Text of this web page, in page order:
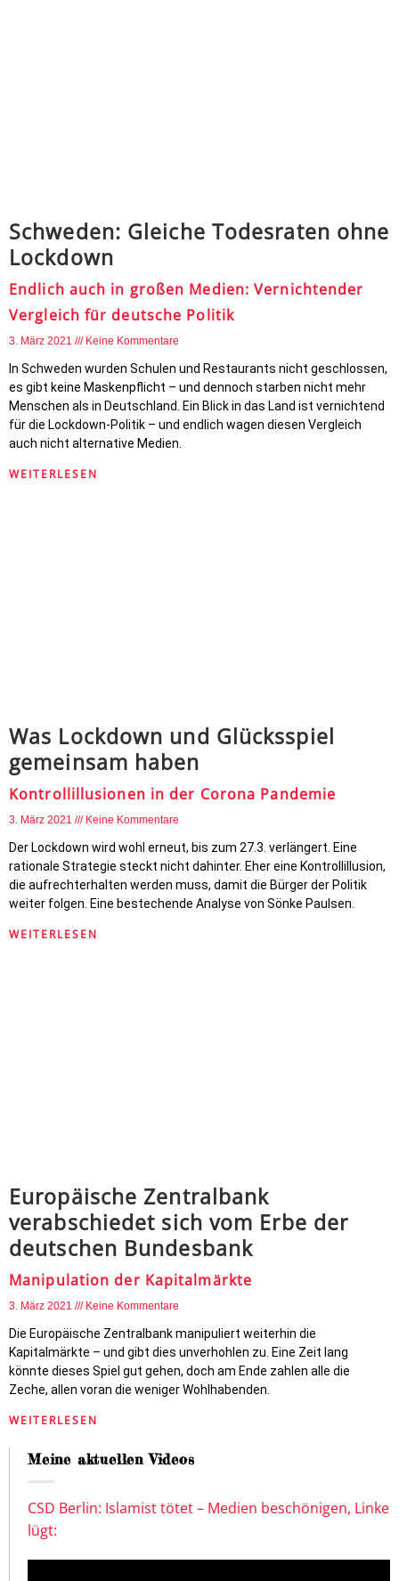
Schweden: Gleiche Todesraten ohne
Lockdown
Endlich auch in großen Medien: Vernichtender
Vergleich für deutsche Politik
3. März 2021 Keine Kommentare
In Schweden wurden Schulen und Restaurants nicht geschlossen,
es gibt keine Maskenpflicht – und dennoch starben nicht mehr
Menschen als in Deutschland. Ein Blick in das Land ist vernichtend
für die Lockdown-Politik – und endlich wagen diesen Vergleich
auch nicht alternative Medien.
WEITERLESEN
Was Lockdown und Glücksspiel
gemeinsam haben
Kontrollillusionen in der Corona Pandemie
3. März 2021 Keine Kommentare
Der Lockdown wird wohl erneut, bis zum 27.3. verlängert. Eine
rationale Strategie steckt nicht dahinter. Eher eine Kontrollillusion,
die aufrechterhalten werden muss, damit die Bürger der Politik
weiter folgen. Eine bestechende Analyse von Sönke Paulsen.
WEITERLESEN
Europäische Zentralbank
verabschiedet sich vom Erbe der
deutschen Bundesbank
Manipulation der Kapitalmärkte
3. März 2021 Keine Kommentare
Die Europäische Zentralbank manipuliert weiterhin die
Kapitalmärkte – und gibt dies unverhohlen zu. Eine Zeit lang
könnte dieses Spiel gut gehen, doch am Ende zahlen alle die
Zeche, allen voran die weniger Wohlhabenden.
WEITERLESEN
Meine aktuellen Videos
CSD Berlin: Islamist tötet – Medien beschönigen, Linke
lügt: